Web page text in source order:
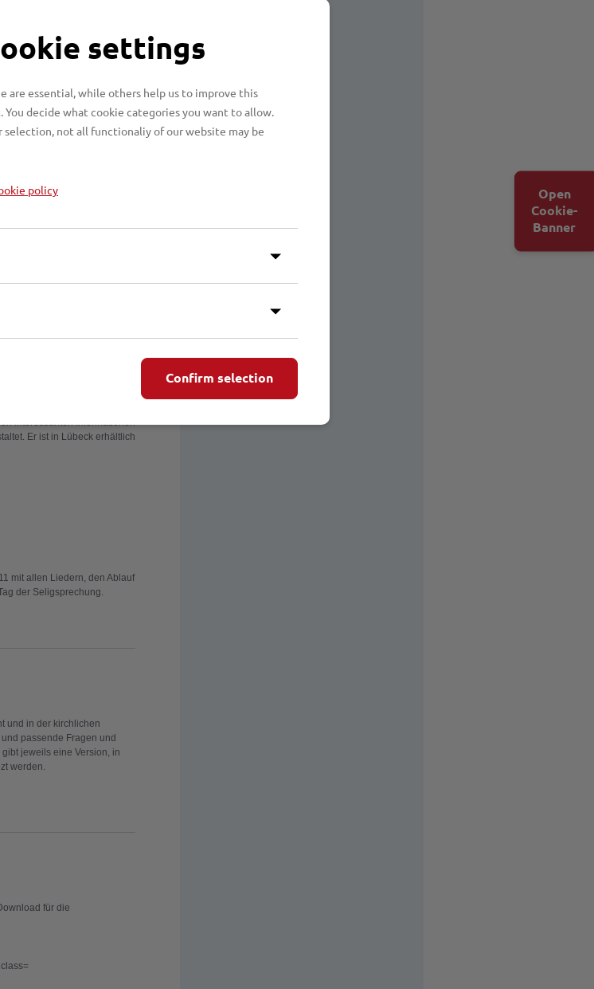
des Erzbistums Hamburg,
der vier Geistlichen,
mehr.
einen Kreuzweg
Ein gegliederter
können bei Kaplan
interessanten Informationen
Er ist in Lübeck erhältlich
mit allen Liedern, den Ablauf
der Seligsprechung.
und in der kirchlichen
passende Fragen und
jeweils eine Version, in
werden.
für die
settings
are essential, while others help us to improve this
decide what cookie categories you want to allow.
selection, not all functionaliy of our website may be
policy
Confirm selection
Open
Cookie-
Banner